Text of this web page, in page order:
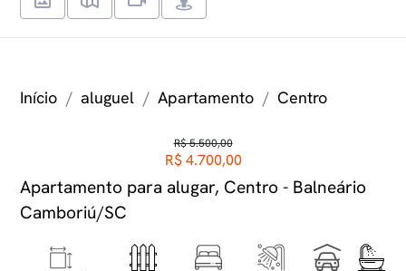
Início aluguel Apartamento Centro
R$ 5.500,00
R$ 4.700,00
Apartamento para alugar, Centro - Balneário
Camboriú/SC